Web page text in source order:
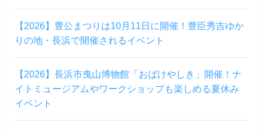
【2026】豊公まつりは10月11日に開催！豊臣秀吉ゆか
りの地・長浜で開催されるイベント
【2026】長浜市曳山博物館「おばけやしき」開催！ナ
イトミュージアムやワークショップも楽しめる夏休み
イベント